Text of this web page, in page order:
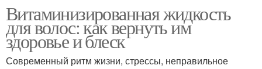
Витаминизированная жидкость
для волос: как вернуть им
здоровье и блеск
Современный ритм жизни, стрессы, неправильное